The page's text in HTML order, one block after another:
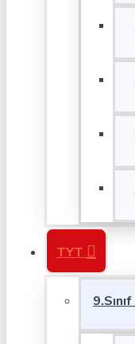
TYT
9.Sınıf